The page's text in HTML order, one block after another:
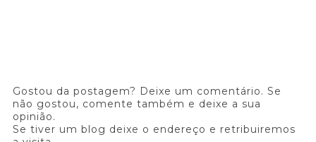
Gostou da postagem? Deixe um comentário. Se
não gostou, comente também e deixe a sua
opinião.
Se tiver um blog deixe o endereço e retribuiremos